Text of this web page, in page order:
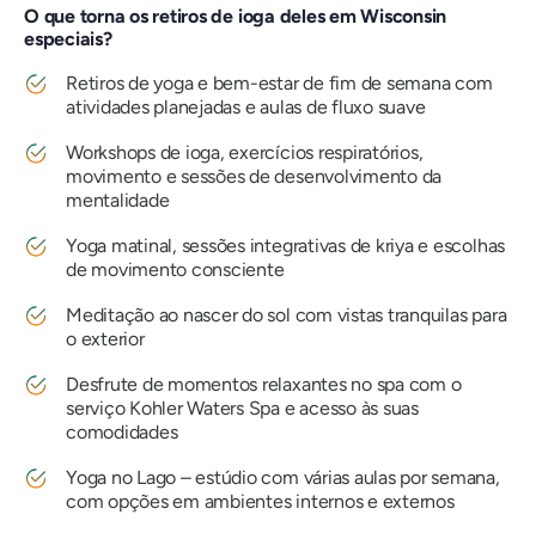
O que torna os retiros de ioga deles em Wisconsin
especiais?
Retiros de yoga e bem-estar de fim de semana com
atividades planejadas e aulas de fluxo suave
Workshops de ioga, exercícios respiratórios,
movimento e sessões de desenvolvimento da
mentalidade
Yoga matinal, sessões integrativas de kriya e escolhas
de movimento consciente
Meditação ao nascer do sol com vistas tranquilas para
o exterior
Desfrute de momentos relaxantes no spa com o
serviço Kohler Waters Spa e acesso às suas
comodidades
Yoga no Lago – estúdio com várias aulas por semana,
com opções em ambientes internos e externos